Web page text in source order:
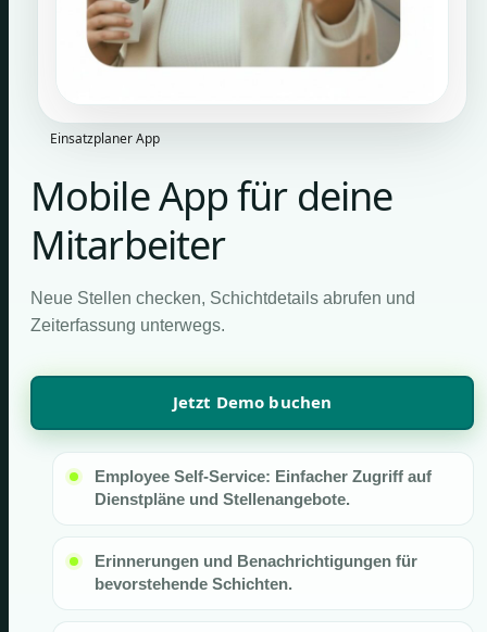
Einsatzplaner App
Mobile App für deine
Mitarbeiter
Neue Stellen checken, Schichtdetails abrufen und
Zeiterfassung unterwegs.
Jetzt Demo buchen
Employee Self-Service: Einfacher Zugriff auf
Dienstpläne und Stellenangebote.
Erinnerungen und Benachrichtigungen für
bevorstehende Schichten.